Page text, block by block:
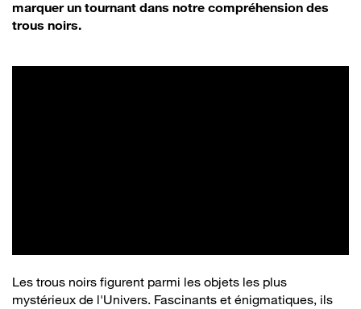
marquer un tournant dans notre compréhension des
trous noirs.
Les trous noirs figurent parmi les objets les plus
mystérieux de l'Univers. Fascinants et énigmatiques, ils